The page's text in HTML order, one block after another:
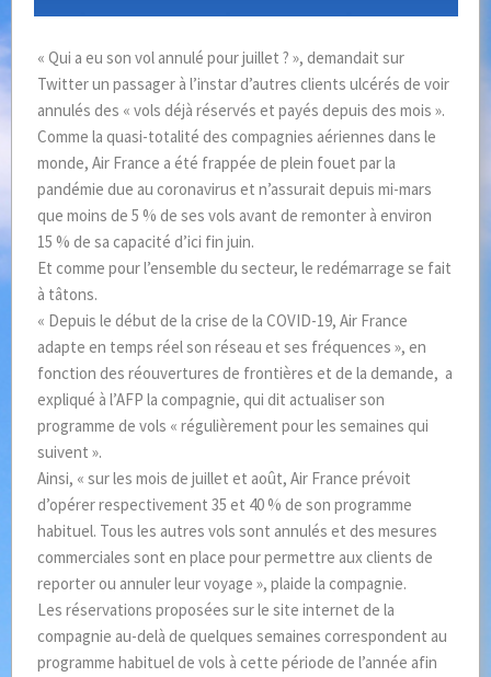
« Qui a eu son vol annulé pour juillet ? », demandait sur
Twitter un passager à l’instar d’autres clients ulcérés de voir
annulés des « vols déjà réservés et payés depuis des mois ».
Comme la quasi-totalité des compagnies aériennes dans le
monde, Air France a été frappée de plein fouet par la
pandémie due au coronavirus et n’assurait depuis mi-mars
que moins de 5 % de ses vols avant de remonter à environ
15 % de sa capacité d’ici fin juin.
Et comme pour l’ensemble du secteur, le redémarrage se fait
à tâtons.
« Depuis le début de la crise de la COVID-19, Air France
adapte en temps réel son réseau et ses fréquences », en
fonction des réouvertures de frontières et de la demande, a
expliqué à l’AFP la compagnie, qui dit actualiser son
programme de vols « régulièrement pour les semaines qui
suivent ».
Ainsi, « sur les mois de juillet et août, Air France prévoit
d’opérer respectivement 35 et 40 % de son programme
habituel. Tous les autres vols sont annulés et des mesures
commerciales sont en place pour permettre aux clients de
reporter ou annuler leur voyage », plaide la compagnie.
Les réservations proposées sur le site internet de la
compagnie au-delà de quelques semaines correspondent au
programme habituel de vols à cette période de l’année afin